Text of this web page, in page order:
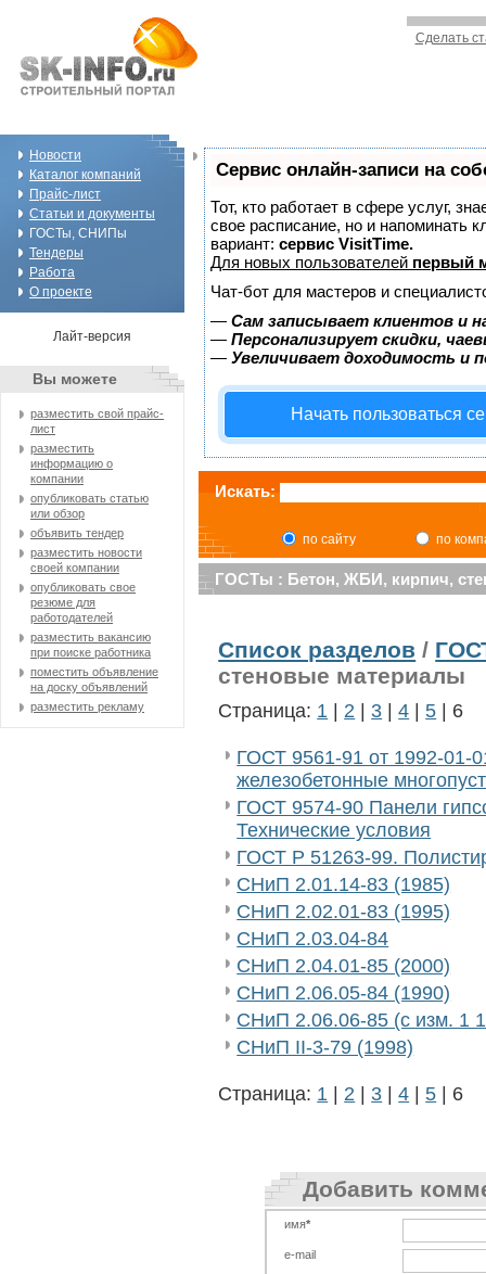
Сделать
Новости
Каталог компаний
Прайс-лист
Статьи и документы
ГОСТы, СНИПы
Тендеры
Работа
О проекте
Лайт-версия
Вы можете
разместить свой прайс-
лист
разместить
информацию о
компании
опубликовать статью
или обзор
объявить тендер
разместить новости
своей компании
опубликовать свое
резюме для
работодателей
разместить вакансию
при поиске работника
поместить объявление
на доску объявлений
разместить рекламу
Сервис онлайн-записи на
Тот, кто работает в сфере услуг,
свое расписание, но и
вариант: сервис VisitTime.
Для новых пользователей первый
Чат-бот для мастеров и
— Сам записывает клиентов и
— Персонализирует скидки,
— Увеличивает доходимость и
Начать пользоваться
Искать:
по сайту по
ГОСТы : Бетон, ЖБИ, кирпич,
Список разделов /
стеновые материалы
Страница: 1 | 2 | 3 |4 | 5 | 6
ГОСТ 9561-91 от 1992-01-
железобетонные
ГОСТ 9574-90 Панели
Технические условия
ГОСТ Р 51263-99.
СНиП 2.01.14-83 (1985)
СНиП 2.02.01-83 (1995)
СНиП 2.03.04-84
СНиП 2.04.01-85 (2000)
СНиП 2.06.05-84 (1990)
СНиП 2.06.06-85 (с изм. 1
СНиП II-3-79 (1998)
Страница: 1 | 2 | 3 |4 | 5 | 6
Добавить
имя*
e-mail